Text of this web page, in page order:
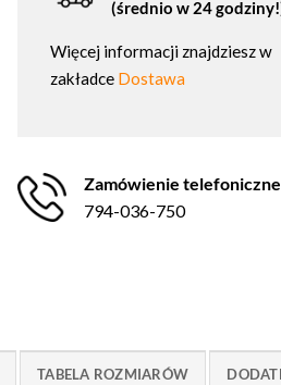
(średnio w 24
Więcej informacji znajdziesz w
zakładce Dostawa
Zamówienie telefoniczne
794-036-750
TABELA ROZMIARÓW